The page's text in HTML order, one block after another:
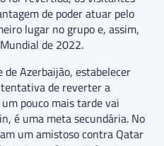
de poder atuar pelo
lugar no grupo e, assim,
de 2022.
Azerbaijão, estabelecer
de reverter a
pouco mais tarde vai
é uma meta secundária. No
um amistoso contra Qatar